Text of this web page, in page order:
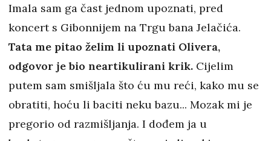
Imala sam ga čast jednom upoznati, pred
koncert s Gibonnijem na Trgu bana Jelačića.
Tata me pitao želim li upoznati Olivera,
odgovor je bio neartikulirani krik. Cijelim
putem sam smišljala što ću mu reći, kako mu se
obratiti, hoću li baciti neku bazu... Mozak mi je
pregorio od razmišljanja. I dođem ja u